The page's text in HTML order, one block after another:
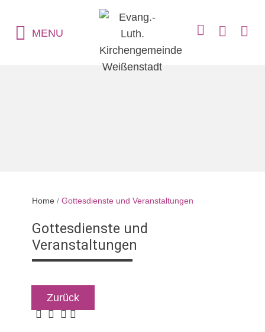
MENU
Home / Gottesdienste und Veranstaltungen
Gottesdienste und
Veranstaltungen
Zurück